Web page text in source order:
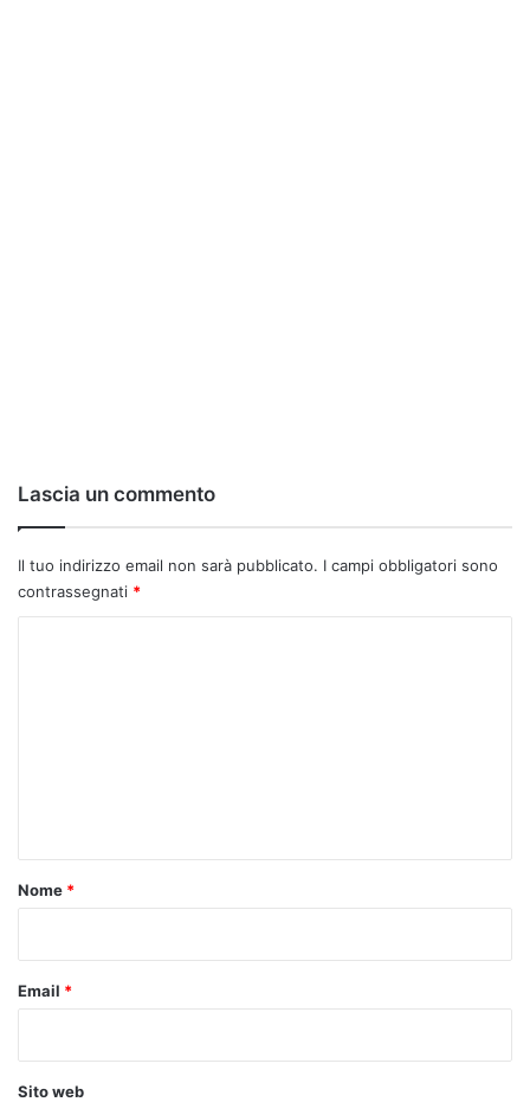
Lascia un commento
Il tuo indirizzo email non sarà pubblicato. I campi obbligatori sono
contrassegnati *
o
Nome *
Email *
Sito web